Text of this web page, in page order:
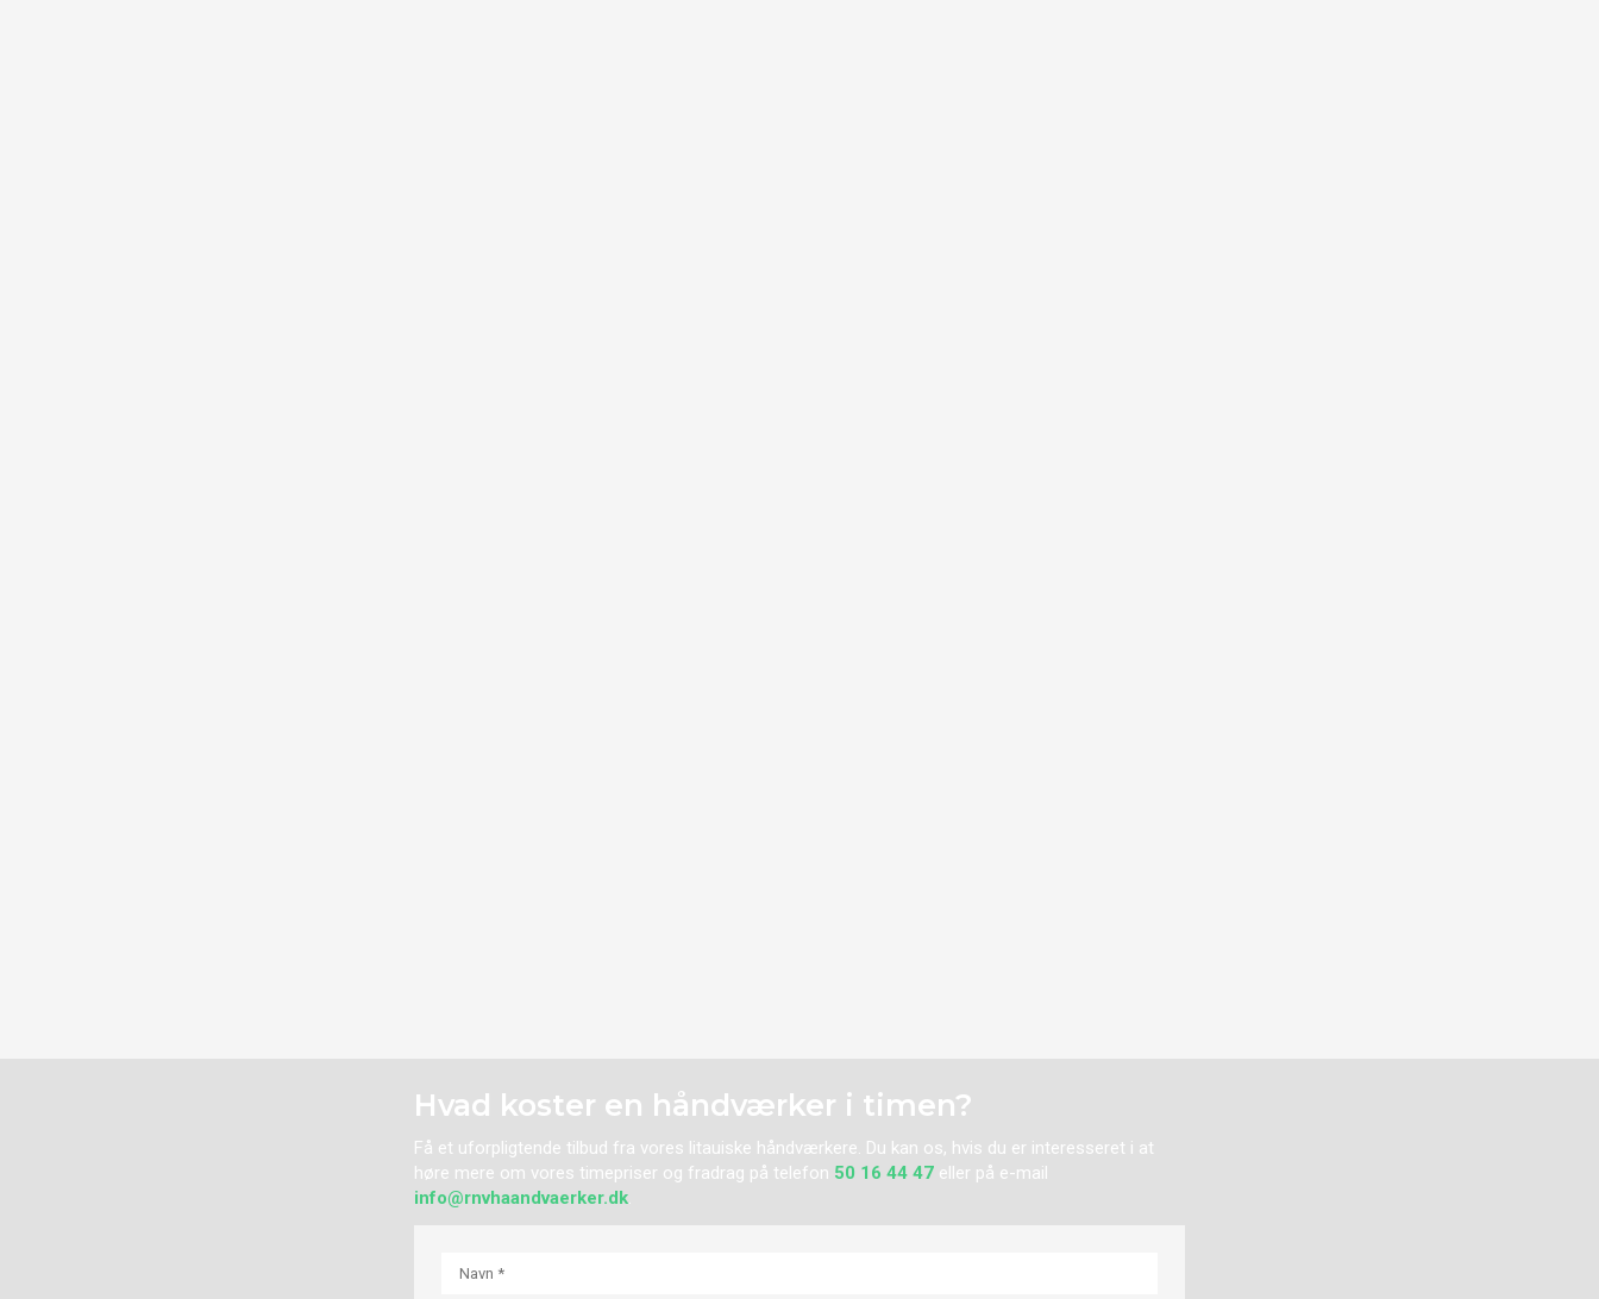
Hvad koster en håndværker i timen?
Få et uforpligtende tilbud fra vores litauiske håndværkere. Du kan os, hvis du er interesseret i at
høre mere om vores timepriser og fradrag på telefon 50 16 44 47 eller på e-mail
info@rnvhaandvaerker.dk.​